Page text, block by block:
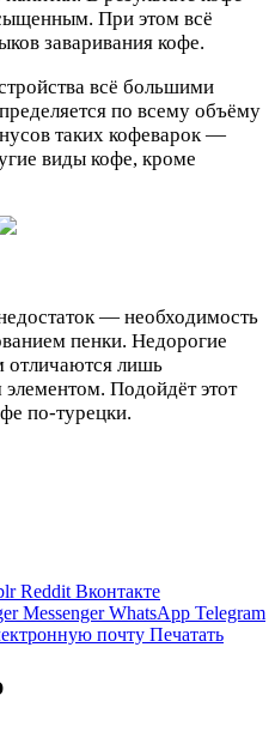
При этом всё
заваривания кофе.
всё большими
по всему объёму
таких кофеварок —
виды кофе, кроме
— необходимость
пенки. Недорогие
отличаются лишь
Подойдёт этот
по-турецки.
Reddit Вконтакте
Messenger WhatsApp Telegram
почту Печатать